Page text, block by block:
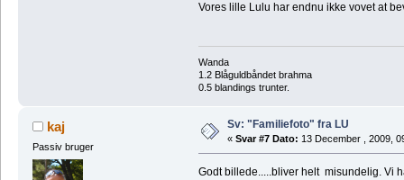
Vores lille Lulu har endnu ikke vovet at
Wanda
1.2 Blåguldbåndet brahma
0.5 blandings trunter.
kaj
Passiv bruger
Sv: "Familiefoto" fra LU
« Svar #7 Dato: 13 December , 2009,
Godt billede.....bliver helt misundelig. Vi